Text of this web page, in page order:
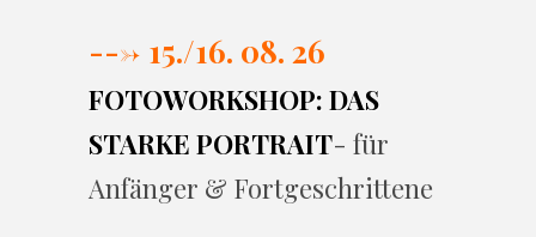
---> 15./16. 08. 26
FOTOWORKSHOP: DAS
STARKE PORTRAIT- für
Anfänger & Fortgeschrittene